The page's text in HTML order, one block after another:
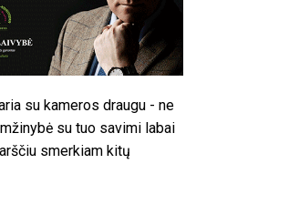
su kameros draugu - ne
su tuo savimi labai
smerkiam kitų